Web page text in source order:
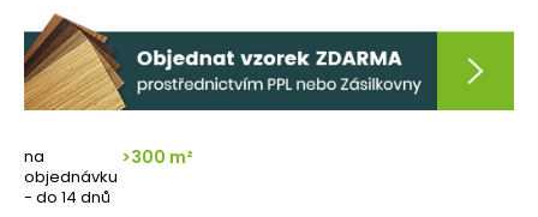
na
objednávku
- do 14 dnů
>300 m²
D
o
p
r
u